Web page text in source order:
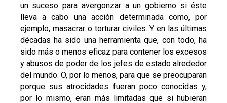
un suceso para avergonzar a un gobierno si éste
lleva a cabo una acción determinada como, por
ejemplo, masacrar o torturar civiles. Y en las últimas
décadas ha sido una herramienta que, con todo, ha
sido más o menos eficaz para contener los excesos
y abusos de poder de los jefes de estado alrededor
del mundo. O, por lo menos, para que se preocuparan
porque sus atrocidades fueran poco conocidas y,
por lo mismo, eran más limitadas que si hubieran